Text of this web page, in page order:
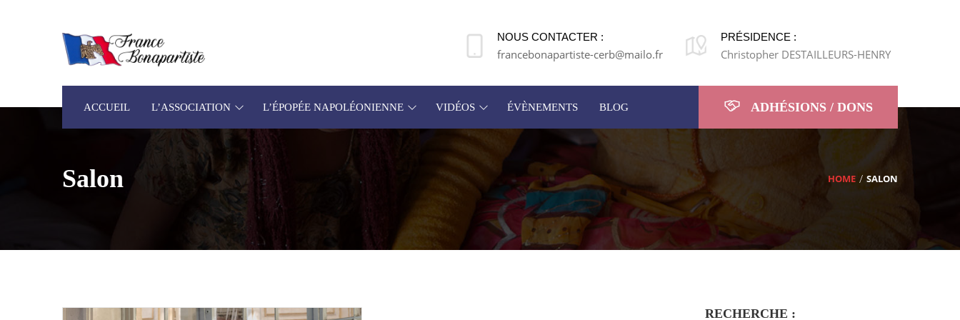
NOUS CONTACTER :
francebonapartiste-cerb@mailo.fr
PRÉSIDENCE :
Christopher DESTAILLEURS-HENRY
ACCUEIL L’ASSOCIATION L’ÉPOPÉE NAPOLÉONIENNE VIDÉOS ÉVÈNEMENTS BLOG ADHÉSIONS / DONS
Salon HOME SALON
RECHERCHE :